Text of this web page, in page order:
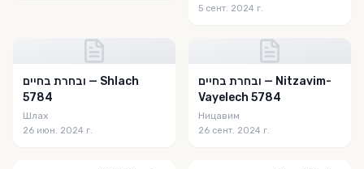
5 сент. 2024 г.
ובחרת בחיים — Shlach
5784
Шлах
26 июн. 2024 г.
ובחרת בחיים — Nitzavim-
Vayelech 5784
Ницавим
26 сент. 2024 г.